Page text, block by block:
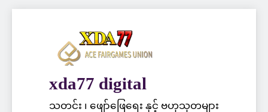
xda77 digital
သတင်း ၊ ဖျော်ဖြေရေး နှင့် ဗဟုသုတများ